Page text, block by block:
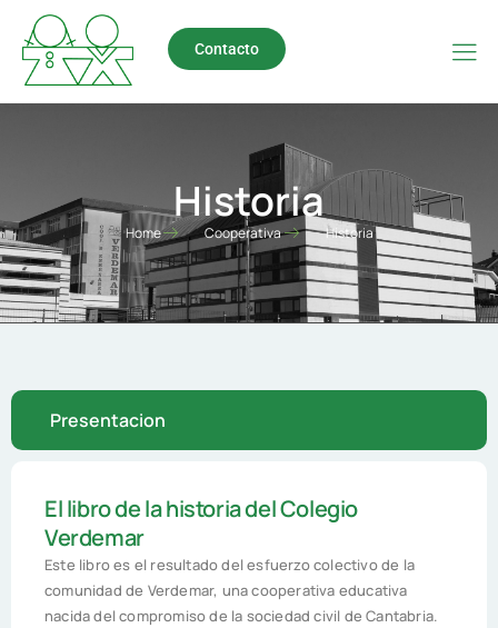
Contacto
Historia
Home Cooperativa Historia
Presentacion
El libro de la historia del Colegio
Verdemar
Este libro es el resultado del esfuerzo colectivo de la
comunidad de Verdemar, una cooperativa educativa
nacida del compromiso de la sociedad civil de Cantabria.